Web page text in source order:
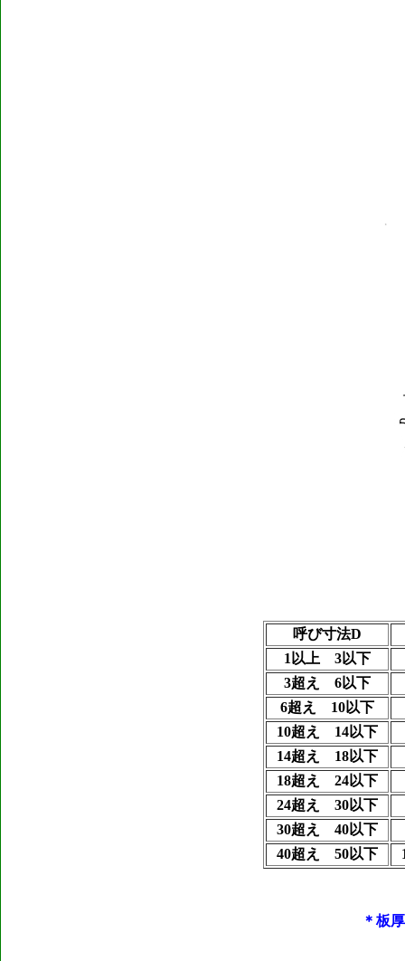
呼び寸法D
1以上 3以下
3超え 6以下
6超え 10以下
10超え 14以下
14超え 18以下
18超え 24以下
24超え 30以下
30超え 40以下
40超え 50以下
＊板